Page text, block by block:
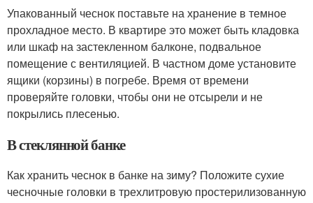
Упакованный чеснок поставьте на хранение в темное
прохладное место. В квартире это может быть кладовка
или шкаф на застекленном балконе, подвальное
помещение с вентиляцией. В частном доме установите
ящики (корзины) в погребе. Время от времени
проверяйте головки, чтобы они не отсырели и не
покрылись плесенью.
В стеклянной банке
Как хранить чеснок в банке на зиму? Положите сухие
чесночные головки в трехлитровую простерилизованную